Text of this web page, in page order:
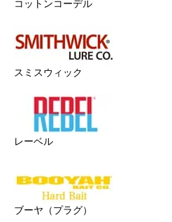
コットンコーデル
スミスウィック
レーベル
ブーヤ（プラグ）